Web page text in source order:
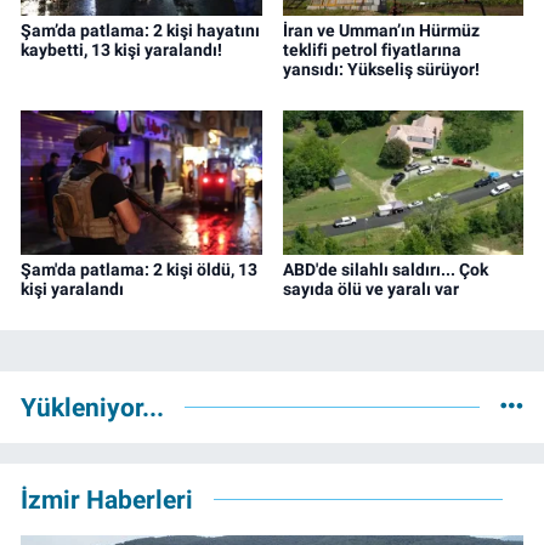
Şam’da patlama: 2 kişi hayatını
kaybetti, 13 kişi yaralandı!
İran ve Umman’ın Hürmüz
teklifi petrol fiyatlarına
yansıdı: Yükseliş sürüyor!
Şam'da patlama: 2 kişi öldü, 13
kişi yaralandı
ABD'de silahlı saldırı... Çok
sayıda ölü ve yaralı var
Yükleniyor...
İzmir Haberleri